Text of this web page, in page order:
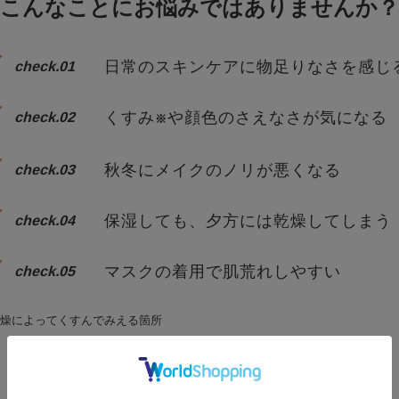
こんなことにお悩みではありませんか？
check.01 日常のスキンケアに物足りなさを感じ
check.02 くすみ ※や顔色のさえなさ が気になる
check.03 秋冬にメイクのノリが悪くなる
check.04 保湿しても、 夕方には乾燥してしまう
check.05 マスクの着用で肌荒れしやすい
によってくすんでみえる箇所